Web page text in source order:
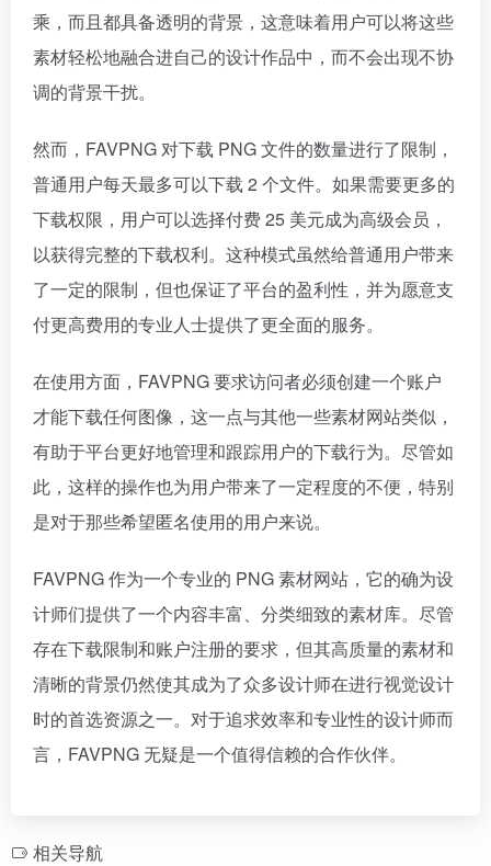
乘，而且都具备透明的背景，这意味着用户可以将这些
素材轻松地融合进自己的设计作品中，而不会出现不协
调的背景干扰。
然而，FAVPNG 对下载 PNG 文件的数量进行了限制，
普通用户每天最多可以下载 2 个文件。如果需要更多的
下载权限，用户可以选择付费 25 美元成为高级会员，
以获得完整的下载权利。这种模式虽然给普通用户带来
了一定的限制，但也保证了平台的盈利性，并为愿意支
付更高费用的专业人士提供了更全面的服务。
在使用方面，FAVPNG 要求访问者必须创建一个账户
才能下载任何图像，这一点与其他一些素材网站类似，
有助于平台更好地管理和跟踪用户的下载行为。尽管如
此，这样的操作也为用户带来了一定程度的不便，特别
是对于那些希望匿名使用的用户来说。
FAVPNG 作为一个专业的 PNG 素材网站，它的确为设
计师们提供了一个内容丰富、分类细致的素材库。尽管
存在下载限制和账户注册的要求，但其高质量的素材和
清晰的背景仍然使其成为了众多设计师在进行视觉设计
时的首选资源之一。对于追求效率和专业性的设计师而
言，FAVPNG 无疑是一个值得信赖的合作伙伴。
相关导航